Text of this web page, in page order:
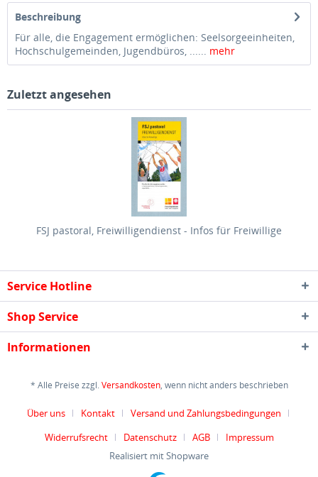
Beschreibung
Für alle, die Engagement ermöglichen: Seelsorgeeinheiten,
Hochschulgemeinden, Jugendbüros, ...... mehr
Zuletzt angesehen
FSJ pastoral, Freiwilligendienst - Infos für Freiwillige
Service Hotline
Shop Service
Informationen
* Alle Preise zzgl.Versandkosten, wenn nicht anders beschrieben
Über uns Kontakt
Versand und Zahlungsbedingungen
Widerrufsrecht
Datenschutz AGB
Impressum
Realisiert mit Shopware